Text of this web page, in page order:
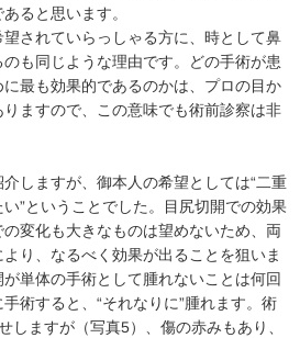
ると思います。
されていらっしゃる方に、時として鼻
も同じような理由です。どの手術が患
最も効果的であるのかは、プロの目か
ますので、この意味でも術前診察は非
しますが、御本人の希望としては“二重
”ということでした。目尻切開での効果
変化も大きなものは望めないため、両
り、なるべく効果が出ることを狙いま
単体の手術として腫れないことは何回
術すると、“それなりに”腫れます。術
しますが（写真5）、傷の赤みもあり、